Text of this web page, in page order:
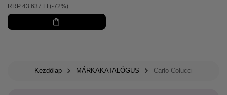
Ajánlott ár:
RRP 43 637 Ft (-72%)
Kezdőlap MÁRKAKATALÓGUS Carlo Colucci